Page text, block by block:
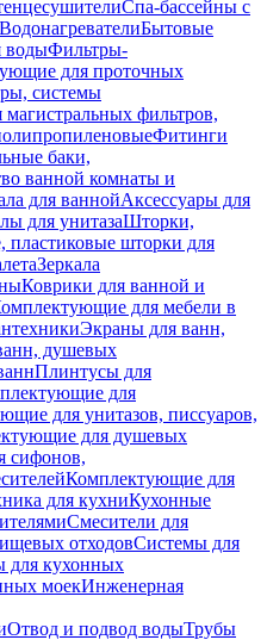
Спа-бассейны с
ВодонагревателиБытовые
водыФильтры-
для проточных
системы
магистральных фильтров,
Фитинги
баки,
ванной комнаты и
для ваннойАксессуары для
для унитазаШторки,
пластиковые шторки для
Зеркала
Коврики для ванной и
для мебели в
Экраны для ванн,
душевых
Плинтусы для
для
для унитазов, писсуаров,
для душевых
сифонов,
Комплектующие для
для кухниКухонные
Смесители для
отходовСистемы для
кухонных
моекИнженерная
Отвод и подвод водыТрубы